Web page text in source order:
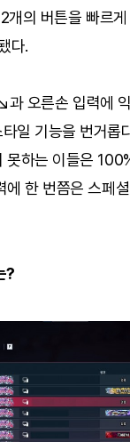
개의 버튼을 빠르
다.
오른손 입력에
일 기능을 번거롭
못하는 이들은
에 한 번쯤은 스페
?